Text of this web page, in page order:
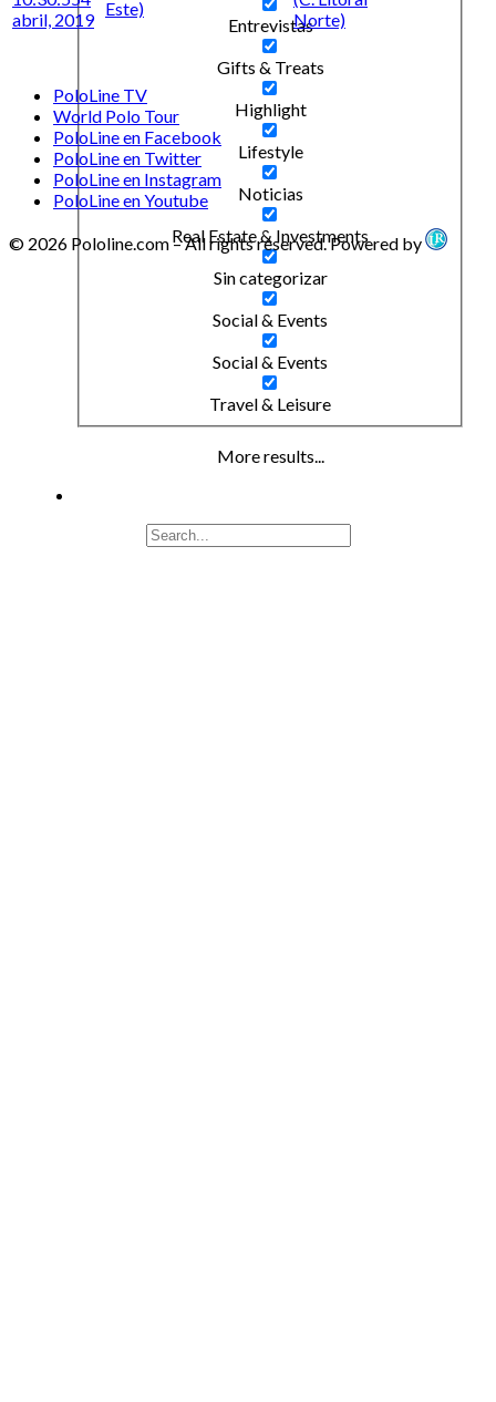
Entrevistas
Gifts & Treats
Highlight
Lifestyle
Noticias
Real Estate & Investments
Sin categorizar
Social & Events
Social & Events
Travel & Leisure
More results...
abril, 2019
Este)
Norte)
PoloLine TV
World Polo Tour
PoloLine en Facebook
PoloLine en Twitter
PoloLine en Instagram
PoloLine en Youtube
© 2026 Pololine.com – All rights reserved. Powered by